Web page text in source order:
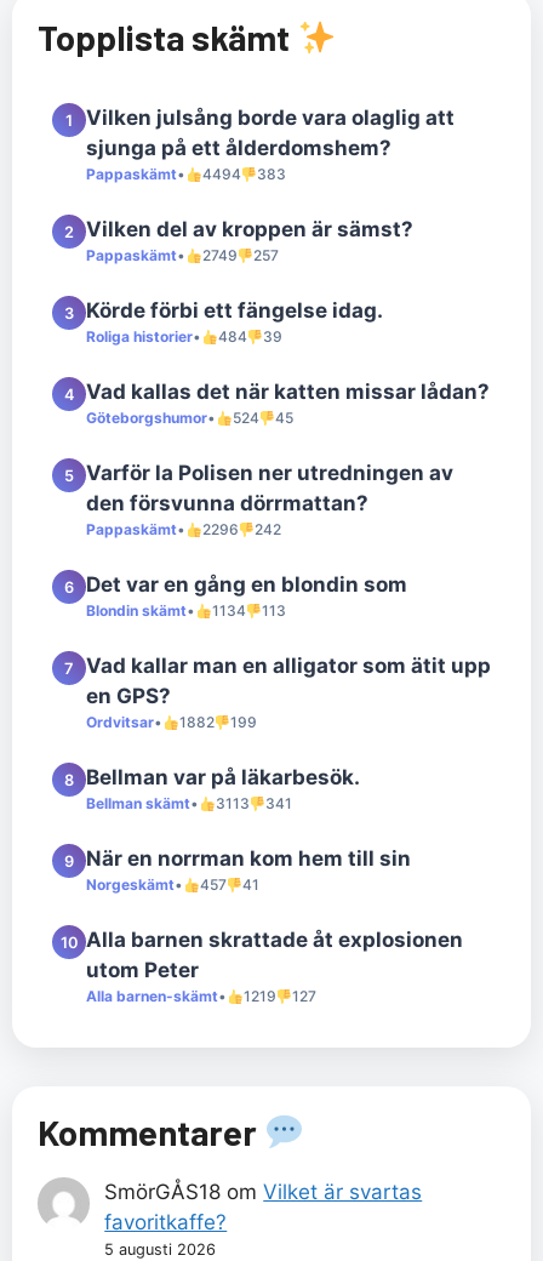
Topplista skämt
1
Vilken julsång borde vara olaglig att
sjunga på ett ålderdomshem?
Pappaskämt• 4494 383
2 Vilken del av kroppen är sämst?
Pappaskämt• 2749 257
3 Körde förbi ett fängelse idag.
Roliga historier• 484 39
4 Vad kallas det när katten missar lådan?
Göteborgshumor• 524 45
5
Varför la Polisen ner utredningen av
den försvunna dörrmattan?
Pappaskämt• 2296 242
6 Det var en gång en blondin som
Blondin skämt• 1134 113
7
Vad kallar man en alligator som ätit upp
en GPS?
Ordvitsar• 1882 199
8 Bellman var på läkarbesök.
Bellman skämt• 3113 341
9 När en norrman kom hem till sin
Norgeskämt• 457 41
10 Alla barnen skrattade åt explosionen
utom Peter
Alla barnen-skämt• 1219 127
Kommentarer
SmörGÅS18 omVilket är svartas
favoritkaffe?
5 augusti 2026